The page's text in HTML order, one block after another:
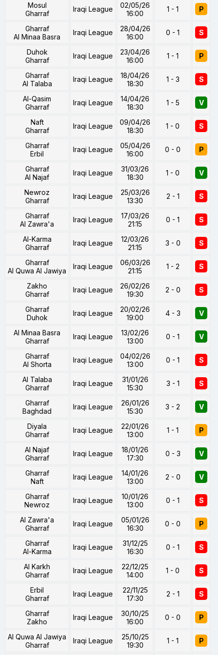
Mosul
Gharraf
Iraqi League
02/05/26
16:00
1 - 1 P
Gharraf
Al Minaa Basra
Iraqi League
28/04/26
16:00
0 - 1 S
Duhok
Gharraf
Iraqi League
23/04/26
16:00
1 - 1 P
Gharraf
Al Talaba
Iraqi League
18/04/26
18:30
1 - 3 S
Al-Qasim
Gharraf
Iraqi League
14/04/26
18:30
1 - 5 V
Naft
Gharraf
Iraqi League
09/04/26
18:30
1 - 0 S
Gharraf
Erbil
Iraqi League
05/04/26
16:00
0 - 0 P
Gharraf
Al Najaf
Iraqi League
31/03/26
18:30
1 - 0 V
Newroz
Gharraf
Iraqi League
25/03/26
13:30
2 - 1 S
Gharraf
Al Zawra'a
Iraqi League
17/03/26
21:15
0 - 1 S
Al-Karma
Gharraf
Iraqi League
12/03/26
21:15
3 - 0 S
Gharraf
Al Quwa Al Jawiya
Iraqi League
06/03/26
21:15
1 - 2 S
Zakho
Gharraf
Iraqi League
26/02/26
19:30
2 - 0 S
Gharraf
Duhok
Iraqi League
20/02/26
19:00
4 - 3 V
Al Minaa Basra
Gharraf
Iraqi League
13/02/26
13:00
0 - 1 V
Gharraf
Al Shorta
Iraqi League
04/02/26
13:00
0 - 1 S
Al Talaba
Gharraf
Iraqi League
31/01/26
15:30
3 - 1 S
Gharraf
Baghdad
Iraqi League
26/01/26
15:30
3 - 2 V
Diyala
Gharraf
Iraqi League
22/01/26
13:00
1 - 1 P
Al Najaf
Gharraf
Iraqi League
18/01/26
17:30
0 - 3 V
Gharraf
Naft
Iraqi League
14/01/26
13:00
2 - 0 V
Gharraf
Newroz
Iraqi League
10/01/26
13:00
0 - 1 S
Al Zawra'a
Gharraf
Iraqi League
05/01/26
16:30
0 - 0 P
Gharraf
Al-Karma
Iraqi League
31/12/25
16:30
0 - 1 S
Al Karkh
Gharraf
Iraqi League
22/12/25
14:00
1 - 0 S
Erbil
Gharraf
Iraqi League
22/11/25
17:30
2 - 1 S
Gharraf
Zakho
Iraqi League
30/10/25
16:00
0 - 0 P
Al Quwa Al Jawiya
Gharraf
Iraqi League
25/10/25
19:30
1 - 1 P